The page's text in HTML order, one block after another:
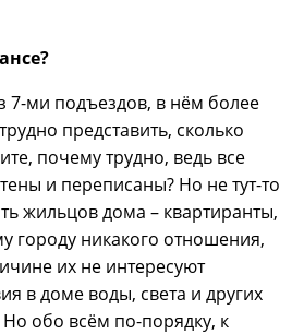
7-ми подъездов, в нём более
представить, сколько
почему трудно, ведь все
и переписаны? Но не тут-то
жильцов дома – квартиранты,
городу никакого отношения,
их не интересуют
в доме воды, света и других
обо всём по-порядку, к